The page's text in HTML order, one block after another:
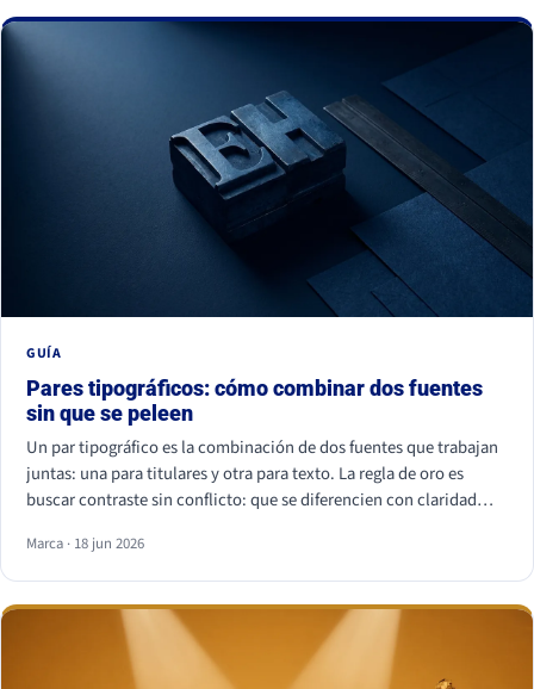
La buena noticia: todos se corrigen con criterio, no con
presupuesto.
GUÍA
Pares tipográficos: cómo combinar dos fuentes
sin que se peleen
Un par tipográfico es la combinación de dos fuentes que trabajan
juntas: una para titulares y otra para texto. La regla de oro es
buscar contraste sin conflicto: que se diferencien con claridad
combinación más segura es serif para titular y sans serif para
texto, o al revés. Lo que nunca funciona es juntar dos fuentes
parecidas pero no iguales: el ojo nota el choque aunque no sepa
Marca · 18 jun 2026